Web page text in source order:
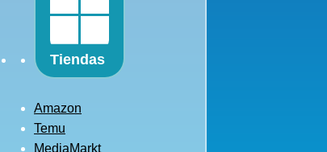
Tiendas
Amazon
Temu
MediaMarkt